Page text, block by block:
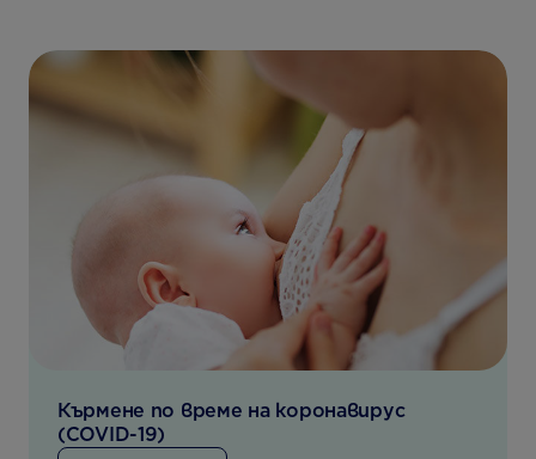
Кърмене по време на коронавирус
(COVID-19)